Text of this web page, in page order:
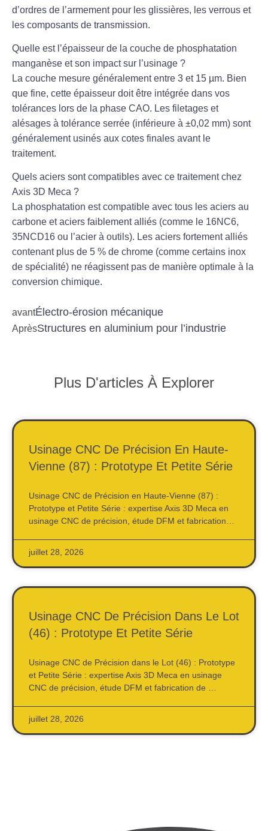
d’ordres de l’armement pour les glissières, les verrous et
les composants de transmission.
Quelle est l’épaisseur de la couche de phosphatation
manganèse et son impact sur l’usinage ?
La couche mesure généralement entre 3 et 15 µm. Bien
que fine, cette épaisseur doit être intégrée dans vos
tolérances lors de la phase CAO. Les filetages et
alésages à tolérance serrée (inférieure à ±0,02 mm) sont
généralement usinés aux cotes finales avant le
traitement.
Quels aciers sont compatibles avec ce traitement chez
Axis 3D Meca ?
La phosphatation est compatible avec tous les aciers au
carbone et aciers faiblement alliés (comme le 16NC6,
35NCD16 ou l’acier à outils). Les aciers fortement alliés
contenant plus de 5 % de chrome (comme certains inox
de spécialité) ne réagissent pas de manière optimale à la
conversion chimique.
avantÉlectro-érosion mécanique
AprèsStructures en aluminium pour l’industrie
Plus D'articles À Explorer
Usinage CNC De Précision En Haute-
Vienne (87) : Prototype Et Petite Série
Usinage CNC de Précision en Haute-Vienne (87) :
Prototype et Petite Série : expertise Axis 3D Meca en
usinage CNC de précision, étude DFM et fabrication…
juillet 28, 2026
Usinage CNC De Précision Dans Le Lot
(46) : Prototype Et Petite Série
Usinage CNC de Précision dans le Lot (46) : Prototype
et Petite Série : expertise Axis 3D Meca en usinage
CNC de précision, étude DFM et fabrication de …
juillet 28, 2026